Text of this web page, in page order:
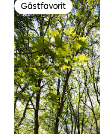
Gästfavorit
Gästfavorit